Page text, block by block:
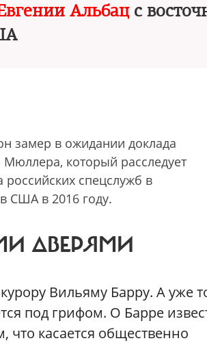
Альбацс
замер в ожидании доклада
который расследует
спецслужб в
США в 2016 году.
ДВЕРЯМИ
Вильяму Барру. А уже
под грифом. О Барре
что касается общественно